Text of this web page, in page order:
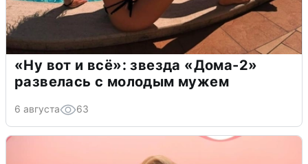
«Ну вот и всё»: звезда «Дома-2»
развелась с молодым мужем
6 августа 63